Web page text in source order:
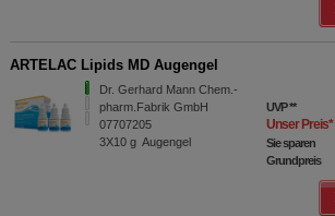
ARTELAC Lipids MD Augengel
Dr. Gerhard Mann Chem.-
pharm.Fabrik GmbH
07707205
3X10 g Augengel
UVP**
Unser Preis*
Sie sparen
Grundpreis